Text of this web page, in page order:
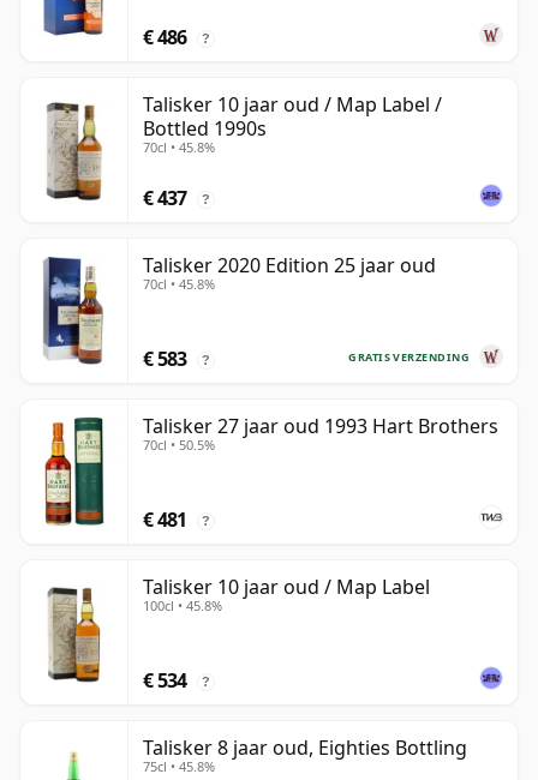
€ 486 ?
Talisker 10 jaar oud / Map Label /
Bottled 1990s
70cl • 45.8%
€ 437 ?
Talisker 2020 Edition 25 jaar oud
70cl • 45.8%
GRATIS VERZENDING
€ 583 ?
Talisker 27 jaar oud 1993 Hart Brothers
70cl • 50.5%
€ 481 ?
Talisker 10 jaar oud / Map Label
100cl • 45.8%
€ 534 ?
Talisker 8 jaar oud, Eighties Bottling
75cl • 45.8%